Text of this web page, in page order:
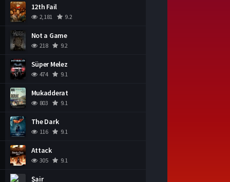
12th Fail
2,181 9.2
Not a Game
218 9.2
Süper Melez
474 9.1
Mukadderat
803 9.1
The Dark
116 9.1
Attack
305 9.1
Şair